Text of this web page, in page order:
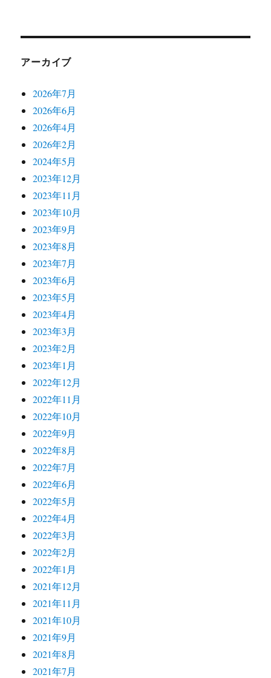
アーカイブ
2026年7月
2026年6月
2026年4月
2026年2月
2024年5月
2023年12月
2023年11月
2023年10月
2023年9月
2023年8月
2023年7月
2023年6月
2023年5月
2023年4月
2023年3月
2023年2月
2023年1月
2022年12月
2022年11月
2022年10月
2022年9月
2022年8月
2022年7月
2022年6月
2022年5月
2022年4月
2022年3月
2022年2月
2022年1月
2021年12月
2021年11月
2021年10月
2021年9月
2021年8月
2021年7月